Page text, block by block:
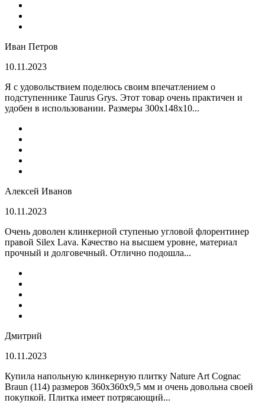
Иван Петров
10.11.2023
Я с удовольствием поделюсь своим впечатлением о
подступеннике Taurus Grys. Этот товар очень практичен и
удобен в использовании. Размеры 300х148х10...
Алексей Иванов
10.11.2023
Очень доволен клинкерной ступенью угловой флорентинер
правой Silex Lava. Качество на высшем уровне, материал
прочный и долговечный. Отлично подошла...
Дмитрий
10.11.2023
Купила напольную клинкерную плитку Nature Art Cognac
Braun (114) размеров 360x360x9,5 мм и очень довольна своей
покупкой. Плитка имеет потрясающий...